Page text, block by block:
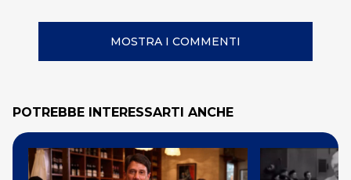
MOSTRA I COMMENTI
POTREBBE INTERESSARTI ANCHE